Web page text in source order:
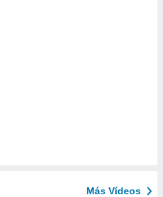
Más Vídeos